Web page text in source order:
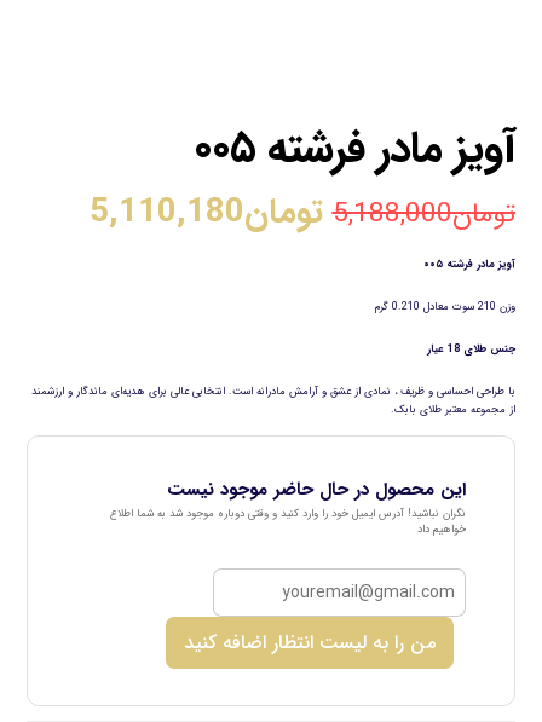
آویز مادر فرشته ۰۰۵
تومان5,188,000 تومان5,110,180
آویز مادر فرشته ۰۰۵
وزن 210 سوت معادل 0.210 گرم
جنس طلای 18 عیار
با طراحی احساسی و ظریف ، نمادی از عشق و آرامش مادرانه است. انتخابی عالی برای هدیه‌ای ماندگار و ارزشمند
از مجموعه معتبر طلای بابک.
این محصول در حال حاضر موجود نیست
نگران نباشید! آدرس ایمیل خود را وارد کنید و وقتی دوباره موجود شد به شما اطلاع
خواهیم داد
من را به لیست انتظار اضافه کنید